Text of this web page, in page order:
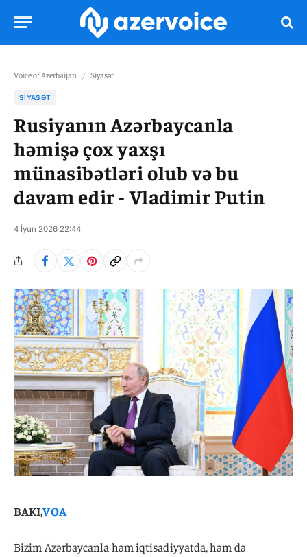
Voice of Azerbaijan / Siyasət
SIYASƏT
Rusiyanın Azərbaycanla
həmişə çox yaxşı
münasibətləri olub və bu
davam edir - Vladimir Putin
4 İyun 2026 22:44
BAKI,VOA
Bizim Azərbaycanla həm iqtisadiyyatda, həm də